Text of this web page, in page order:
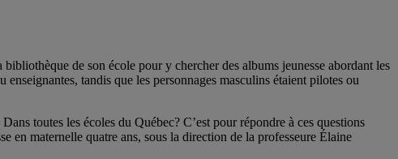
de son école pour y chercher des albums jeunesse abordant les
tandis que les personnages masculins étaient pilotes ou
toutes les écoles du Québec? C’est pour répondre à ces questions
en maternelle quatre ans, sous la direction de la professeure Élaine